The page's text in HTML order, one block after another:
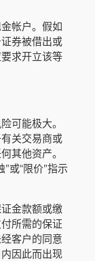
帐户。假如
券被借出或
求开立该等
可能极大。
关交易商或
其他资产。
或“限价”指示
金款额或缴
所需的保证
客户的同意
因此而出现